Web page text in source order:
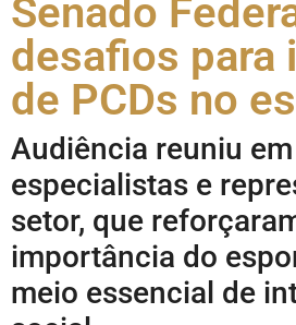
Senado
desafios para
de PCDs no
Audiência reuniu
especialistas e
setor, que
importância do
meio essencial de